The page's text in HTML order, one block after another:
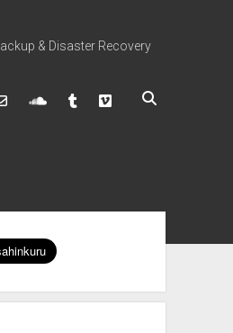
& Disaster Recovery
email-form soundcloud
tumblrvimeo